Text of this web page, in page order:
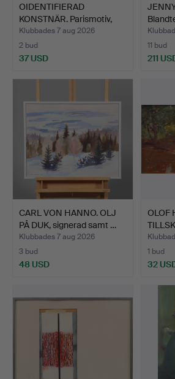
OIDENTIFIERAD
KONSTNÄR. Parismotiv,
olja p…
Klubbades 7 aug 2026
2 bud
37 USD
"In…
11 bud
211
CARL VON HANNO. OLJ
PÅ DUK, signerad samt …
Klubbades 7 aug 2026
3 bud
48 USD
OLOF
olja…
1 bud
32